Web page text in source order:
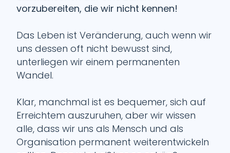
vorzubereiten, die wir nicht kennen!
Das Leben ist Veränderung, auch wenn wir
uns dessen oft nicht bewusst sind,
unterliegen wir einem permanenten
Wandel.
Klar, manchmal ist es bequemer, sich auf
Erreichtem auszuruhen, aber wir wissen
alle, dass wir uns als Mensch und als
Organisation permanent weiterentwickeln